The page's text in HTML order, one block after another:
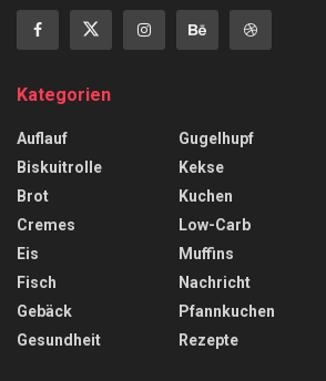
Kategorien
Auflauf
Biskuitrolle
Brot
Cremes
Eis
Fisch
Gebäck
Gesundheit
Gugelhupf
Kekse
Kuchen
Low-Carb
Muffins
Nachricht
Pfannkuchen
Rezepte